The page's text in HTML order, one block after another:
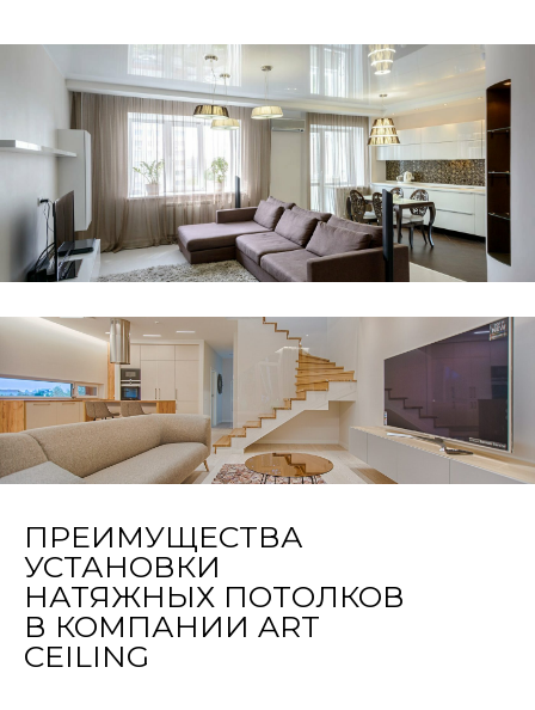
ПРЕИМУЩЕСТВА
УСТАНОВКИ
НАТЯЖНЫХ ПОТОЛКОВ
В КОМПАНИИ ART
CEILING